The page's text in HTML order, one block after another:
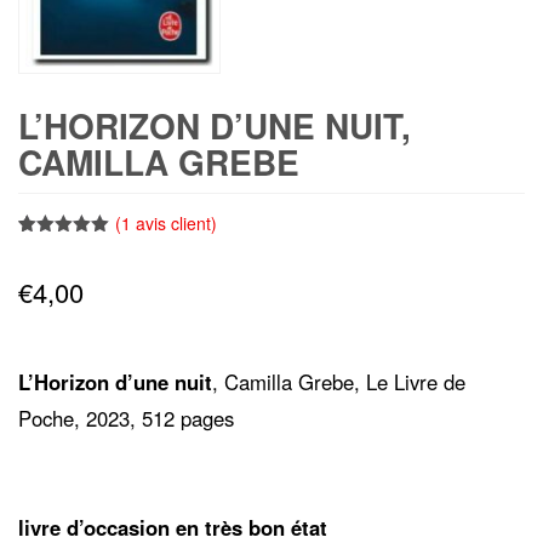
L’HORIZON D’UNE NUIT,
CAMILLA GREBE
basé sur
notation
(1 avis client)
€4,00
L’Horizon d’une nuit, Camilla Grebe, Le Livre de
Poche, 2023, 512 pages
livre d’occasion en très bon état